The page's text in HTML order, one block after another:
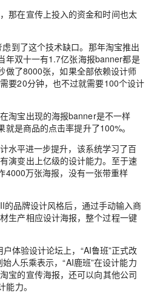
那在宣传上投入的资金和时间也太
到了这个技术缺口。 那年淘宝推出
年双十一有1.7亿张海报banner都是
做了8000张，如果全部依赖设计师
要20分钟，也不过就需要100个设计
淘宝出现的海报banner是不一样
就是商品的点击率提升了100%。
水平进一步提升，该系统学习了百
演变出上亿级的设计能力。 至于速
4000万张海报，没有一张带重样
的品牌设计风格后，通过手动输入商
生产相应设计海报，整个过程一键
体验设计论坛上，“AI鲁班”正式改
始人乐乘表示，“AI鹿班”在设计能力
宝的宣传海报，还可以向其他公司
能力。